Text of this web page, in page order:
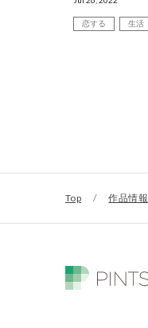
恋する 生活
Top / 作品情報